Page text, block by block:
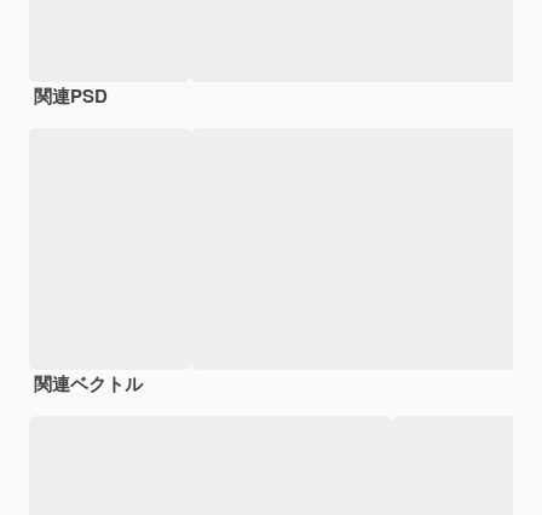
関連PSD
関連ベクトル